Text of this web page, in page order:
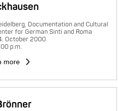
Documentation and Cultural
for German Sinti and Roma
October 2000
p.m.
more